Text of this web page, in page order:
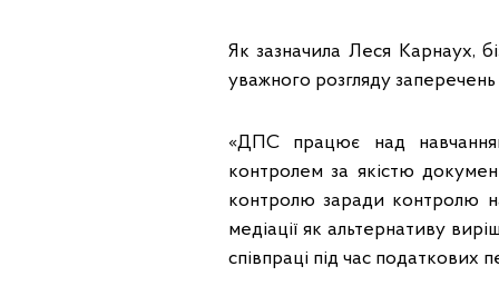
Як зазначила Леся Карнаух,
уважного розгляду
«ДПС працює над
контролем за якістю
контролю заради контролю
медіації як альтернативу
співпраці під час податкових